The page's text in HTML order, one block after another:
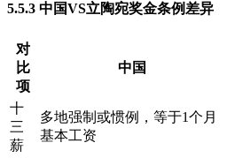
5.5.3 中国VS立陶宛奖金条例差异
对
比
项
中国
十
三
薪
多地强制或惯例，等于1个月
基本工资